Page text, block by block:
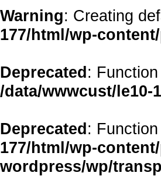
Warning: Creating
177/html/wp-
Deprecated:
/data/wwwcust/
Deprecated:
177/html/wp-
wordpress/wp/